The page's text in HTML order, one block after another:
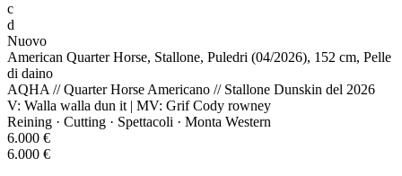
c
d
Nuovo
American Quarter Horse, Stallone, Puledri (04/2026), 152 cm, Pelle
di daino
AQHA // Quarter Horse Americano // Stallone Dunskin del 2026
V: Walla walla dun it | MV: Grif Cody rowney
Reining · Cutting · Spettacoli · Monta Western
6.000 €
6.000 €